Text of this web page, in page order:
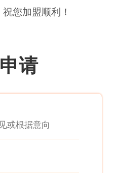
您加盟顺利！
请